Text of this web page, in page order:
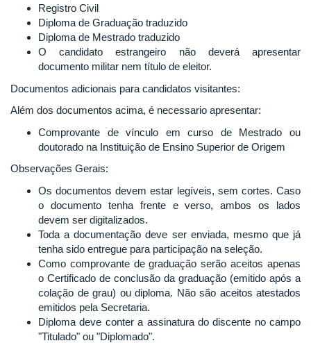
Registro Civil
Diploma de Graduação traduzido
Diploma de Mestrado traduzido
O candidato estrangeiro não deverá apresentar
documento militar nem título de eleitor.
Documentos adicionais para candidatos visitantes:
Além dos documentos acima, é necessario apresentar:
Comprovante de vínculo em curso de Mestrado ou
doutorado na Instituição de Ensino Superior de Origem
Observações Gerais:
Os documentos devem estar legíveis, sem cortes. Caso
o documento tenha frente e verso, ambos os lados
devem ser digitalizados.
Toda a documentação deve ser enviada, mesmo que já
tenha sido entregue para participação na seleção.
Como comprovante de graduação serão aceitos apenas
o Certificado de conclusão da graduação (emitido após a
colação de grau) ou diploma. Não são aceitos atestados
emitidos pela Secretaria.
Diploma deve conter a assinatura do discente no campo
"Titulado" ou "Diplomado".